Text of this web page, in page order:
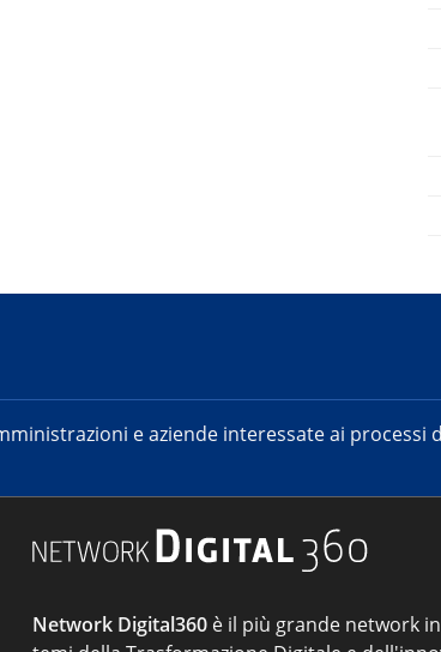
e aziende interessate ai processi
Network Digital360 è il più grande network